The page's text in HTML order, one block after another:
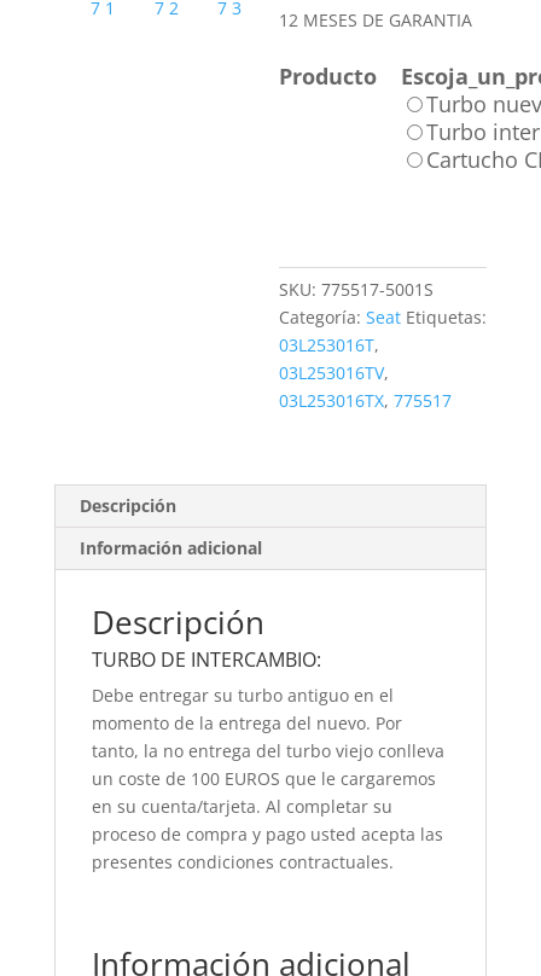
12 MESES DE GARANTIA
Producto
Turbo
Turbo
Cartucho
SKU:775517-5001S
Categoría:Seat Etiquetas:
03L253016T,
03L253016TV,
03L253016TX,775517
Descripción
Información adicional
Descripción
TURBO DE INTERCAMBIO:
Debe entregar su turbo antiguo en el
momento de la entrega del nuevo. Por
tanto, la no entrega del turbo viejo conlleva
un coste de 100 EUROS que le cargaremos
en su cuenta/tarjeta. Al completar su
proceso de compra y pago usted acepta las
presentes condiciones contractuales.
Información adicional